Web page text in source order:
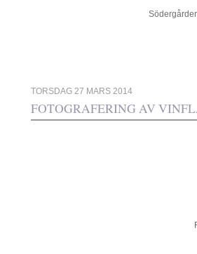
Södergården 34 - 449 41
TORSDAG 27 MARS 2014
FOTOGRAFERING AV